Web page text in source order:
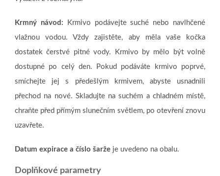
Krmný návod:
Krmivo podávejte suché nebo navlhčené
vlažnou vodou. Vždy zajistěte, aby měla vaše kočka
dostatek čerstvé pitné vody. Krmivo by mělo být volně
dostupné po celý den. Pokud podáváte krmivo poprvé,
smíchejte jej s předešlým krmivem, abyste usnadnili
přechod na nové. Skladujte na suchém a chladném místě,
chraňte před přímým slunečním světlem, po otevření znovu
uzavřete.
Datum expirace a číslo šarže je uvedeno na obalu.
Doplňkové parametry